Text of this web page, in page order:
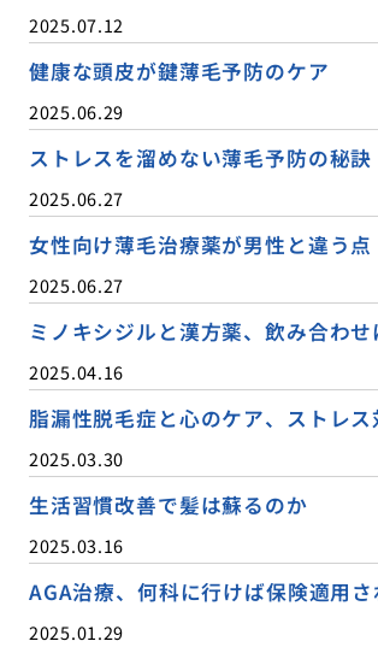
2025.07.12
健康な頭皮が鍵薄毛予防のケア
2025.06.29
ストレスを溜めない薄毛予防の秘訣
2025.06.27
女性向け薄毛治療薬が男性と違う点
2025.06.27
ミノキシジルと漢方薬、飲み合わ
2025.04.16
脂漏性脱毛症と心のケア、ストレ
2025.03.30
生活習慣改善で髪は蘇るのか
2025.03.16
AGA治療、何科に行けば保険適用さ
2025.01.29